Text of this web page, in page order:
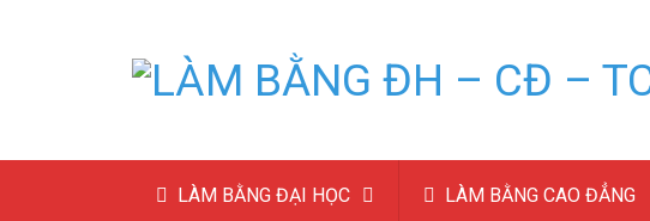
LÀM BẰNG ĐẠI HỌC LÀM BẰNG CAO ĐẲNG